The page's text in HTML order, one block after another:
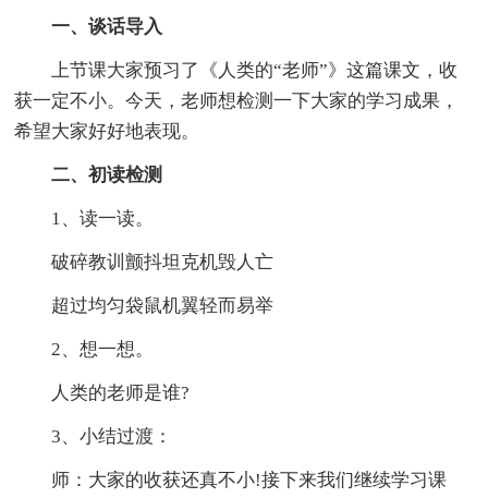
一、谈话导入
上节课大家预习了《人类的“老师”》这篇课文，收
获一定不小。今天，老师想检测一下大家的学习成果，
希望大家好好地表现。
二、初读检测
1、读一读。
破碎教训颤抖坦克机毁人亡
超过均匀袋鼠机翼轻而易举
2、想一想。
人类的老师是谁?
3、小结过渡：
师：大家的收获还真不小!接下来我们继续学习课